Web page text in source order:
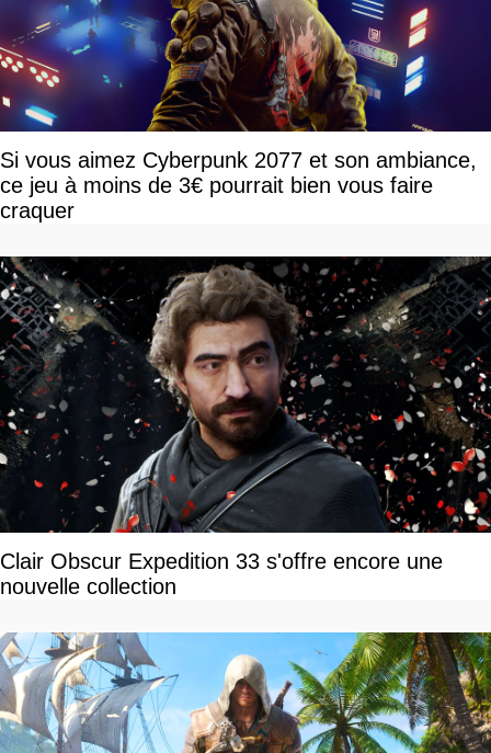
Si vous aimez Cyberpunk 2077 et son ambiance,
ce jeu à moins de 3€ pourrait bien vous faire
craquer
Clair Obscur Expedition 33 s'offre encore une
nouvelle collection